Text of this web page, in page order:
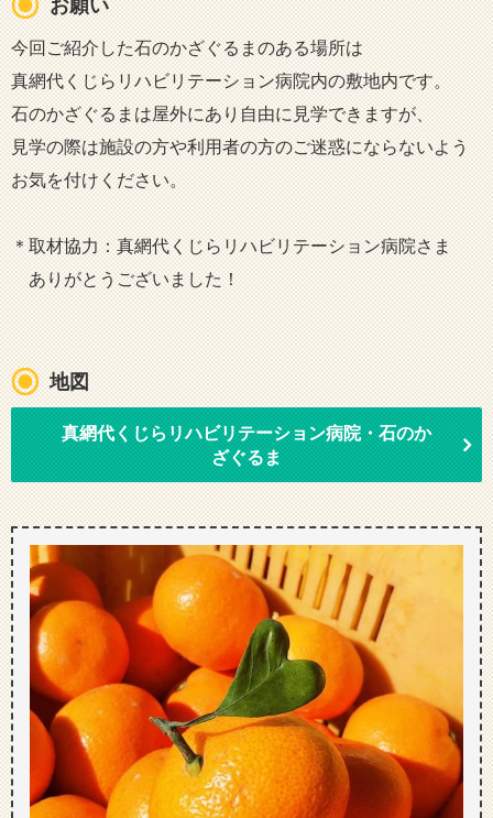
今回ご紹介した石のかざぐるまのある場所は
真網代くじらリハビリテーション病院内の敷地内です。
石のかざぐるまは屋外にあり自由に見学できますが、
見学の際は施設の方や利用者の方のご迷惑にならないよう
お気を付けください。
＊取材協力：真網代くじらリハビリテーション病院さま
ありがとうございました！
地図
真網代くじらリハビリテーション病院・石のか
ざぐるま